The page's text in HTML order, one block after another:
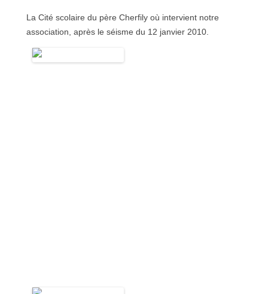
La Cité scolaire du père Cherfily où intervient notre
association, après le séisme du 12 janvier 2010.